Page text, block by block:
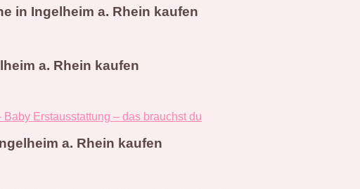
in Ingelheim a. Rhein kaufen
a. Rhein kaufen
Erstausstattung – das brauchst du
a. Rhein kaufen